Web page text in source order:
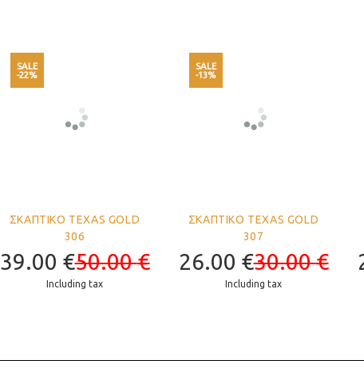
SALE
-22%
ΣΚΑΠΤΙΚΟ TEXAS GOLD
306
39.00 €50.00€
Including tax
SALE
-13%
ΣΚΑΠΤΙΚΟ TEXAS GOLD
307
26.00 €30.00€
Including tax